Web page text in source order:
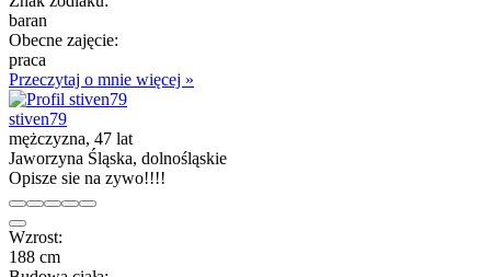
baran
Obecne zajęcie:
praca
Przeczytaj o mnie więcej »
stiven79
mężczyzna, 47 lat
Jaworzyna Śląska, dolnośląskie
Opisze sie na zywo!!!!
Wzrost:
188 cm